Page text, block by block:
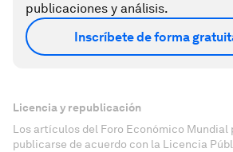
publicaciones y análisis.
Inscríbete de forma
Licencia y republicación
Los artículos del Foro Económico Mundial
publicarse de acuerdo con la Licencia